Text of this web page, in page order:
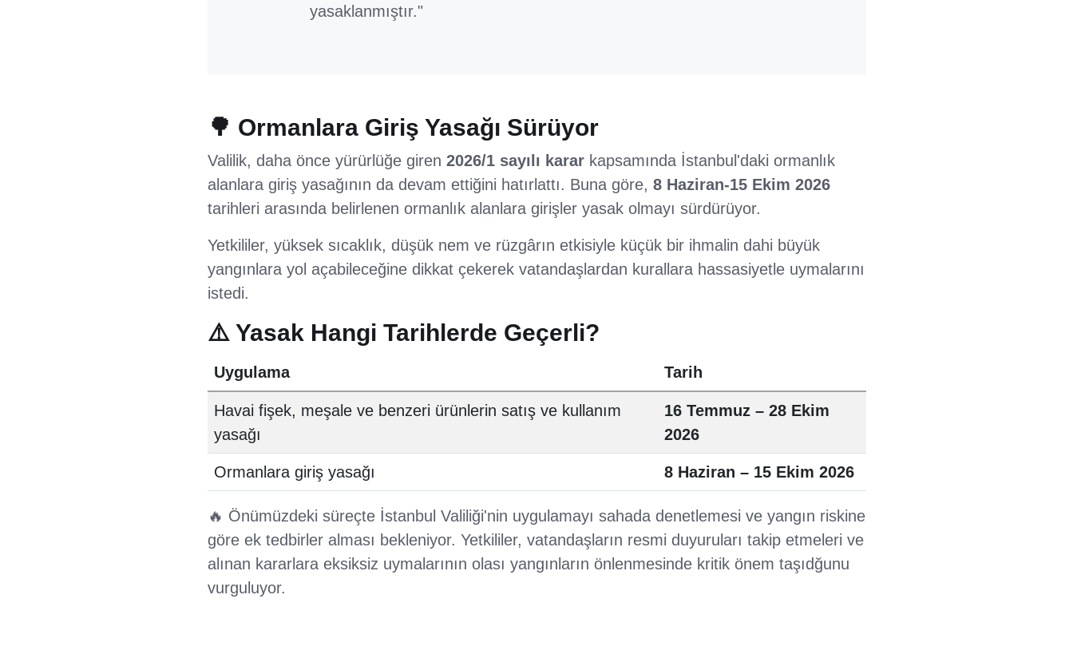
yasaklanmıştır."
🌳 Ormanlara Giriş Yasağı Sürüyor
Valilik, daha önce yürürlüğe giren 2026/1 sayılı kararkapsamında İstanbul'daki ormanlık
alanlara giriş yasağının da devam ettiğini hatırlattı. Buna göre, 8 Haziran-15 Ekim 2026
tarihleri arasında belirlenen ormanlık alanlara girişler yasak olmayı sürdürüyor.
Yetkililer, yüksek sıcaklık, düşük nem ve rüzgârın etkisiyle küçük bir ihmalin dahi büyük
yangınlara yol açabileceğine dikkat çekerek vatandaşlardan kurallara hassasiyetle uymalarını
istedi.
⚠️ Yasak Hangi Tarihlerde Geçerli?
Uygulama Tarih
Havai fişek, meşale ve benzeri ürünlerin satış ve kullanım
yasağı
16 Temmuz – 28 Ekim
2026
Ormanlara giriş yasağı 8 Haziran – 15 Ekim 2026
🔥 Önümüzdeki süreçte İstanbul Valiliği'nin uygulamayı sahada denetlemesi ve yangın riskine
göre ek tedbirler alması bekleniyor. Yetkililer, vatandaşların resmi duyuruları takip etmeleri ve
alınan kararlara eksiksiz uymalarının olası yangınların önlenmesinde kritik önem taşıdğunu
vurguluyor.